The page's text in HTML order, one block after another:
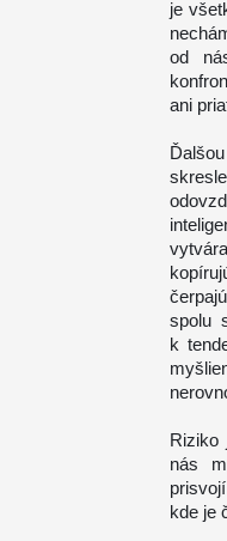
je
od
ani
spolu
k
Riziko
nás
kde je